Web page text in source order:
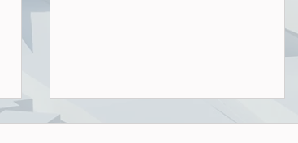
Wenn der Wohnungsbau-Turbo